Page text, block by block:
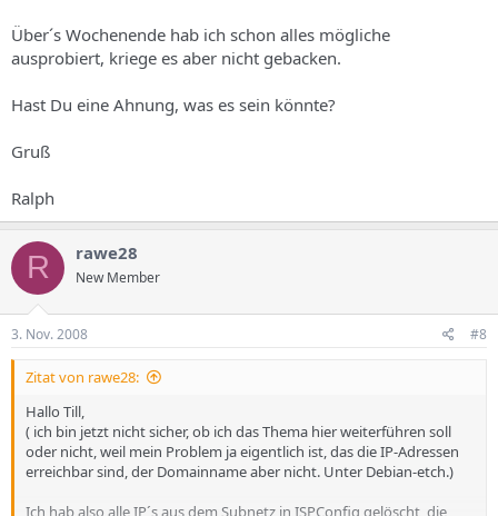
Über´s Wochenende hab ich schon alles mögliche
ausprobiert, kriege es aber nicht gebacken.
Hast Du eine Ahnung, was es sein könnte?
Gruß
Ralph
R rawe28
New Member
3. Nov. 2008 #8
Zitat von rawe28:
Hallo Till,
( ich bin jetzt nicht sicher, ob ich das Thema hier weiterführen soll
oder nicht, weil mein Problem ja eigentlich ist, das die IP-Adressen
erreichbar sind, der Domainname aber nicht. Unter Debian-etch.)
Ich hab also alle IP´s aus dem Subnetz in ISPConfig gelöscht, die